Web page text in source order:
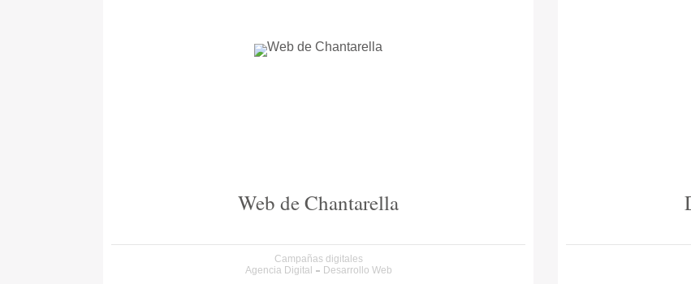
Web de Chantarella
Campañas digitales
Agencia Digital
Desarrollo Web